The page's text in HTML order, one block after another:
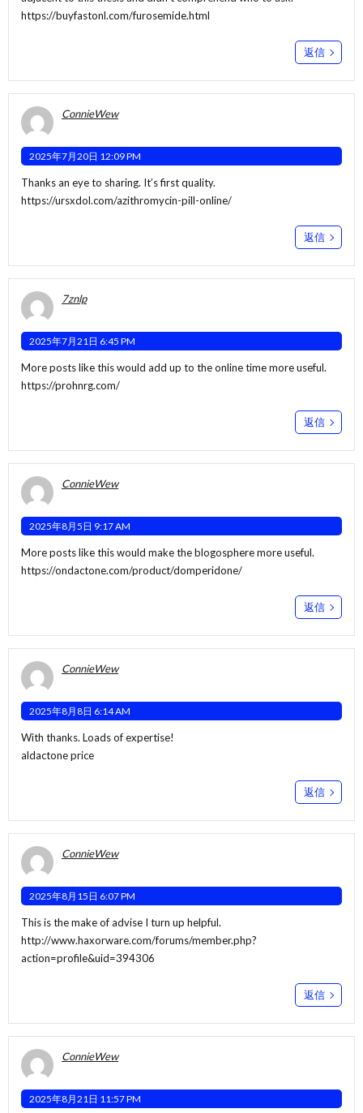
https://buyfastonl.com/furosemide.html
返信
ConnieWew
2025年7月20日 12:09 PM
Thanks an eye to sharing. It’s first quality.
https://ursxdol.com/azithromycin-pill-online/
返信
7znlp
2025年7月21日 6:45 PM
More posts like this would add up to the online time more useful.
https://prohnrg.com/
返信
ConnieWew
2025年8月5日 9:17 AM
More posts like this would make the blogosphere more useful.
https://ondactone.com/product/domperidone/
返信
ConnieWew
2025年8月8日 6:14 AM
With thanks. Loads of expertise!
aldactone price
返信
ConnieWew
2025年8月15日 6:07 PM
This is the make of advise I turn up helpful.
http://www.haxorware.com/forums/member.php?
action=profile&uid=394306
返信
ConnieWew
2025年8月21日 11:57 PM